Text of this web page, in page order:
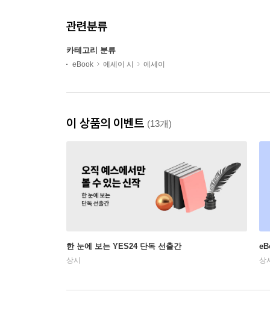
관련분류
카테고리 분류
eBook 에세이 시 에세이
이 상품의 이벤트 (13개)
한 눈에 보는 YES24 단독 선출간
상시 상